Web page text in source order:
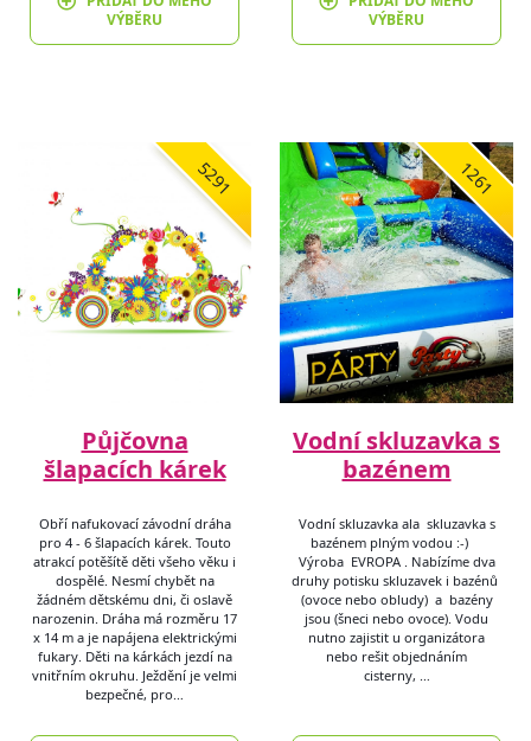
VÝBĚRU
VÝBĚRU
5291
Půjčovna
šlapacích kárek
Obří nafukovací závodní dráha
pro 4 - 6 šlapacích kárek. Touto
atrakcí potěšítě děti všeho věku i
dospělé. Nesmí chybět na
žádném dětskému dni, či oslavě
narozenin. Dráha má rozměru 17
x 14 m a je napájena elektrickými
fukary. Děti na kárkách jezdí na
vnitřním okruhu. Ježdění je velmi
bezpečné, pro…
1261
Vodní skluzavka s
bazénem
Vodní skluzavka ala skluzavka s
bazénem plným vodou :-)
Výroba EVROPA . Nabízíme dva
druhy potisku skluzavek i bazénů
(ovoce nebo obludy) a bazény
jsou (šneci nebo ovoce). Vodu
nutno zajistit u organizátora
nebo rešit objednáním
cisterny, …